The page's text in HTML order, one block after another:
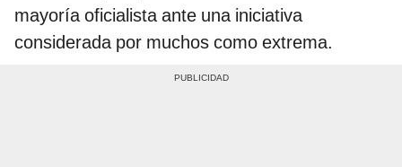
mayoría oficialista ante una iniciativa
considerada por muchos como extrema.